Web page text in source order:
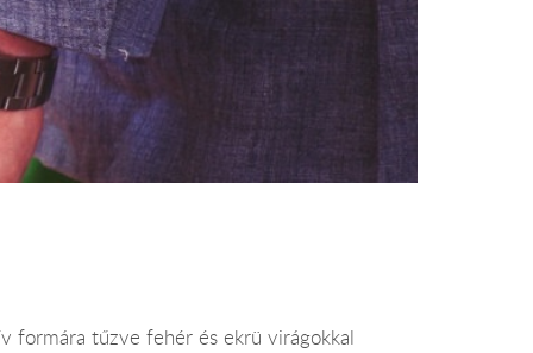
formára tűzve fehér és ekrü virágokkal